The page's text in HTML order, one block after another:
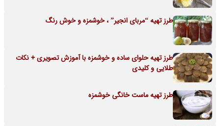
طرز تهیه “مربای انجیر” ، خوشمزه و خوش رنگ
طرز تهیه حلوای ساده و خوشمزه با آموزش تصویری + نکات
طلایی و کلیدی
طرز تهیه ماست خانگی خوشمزه